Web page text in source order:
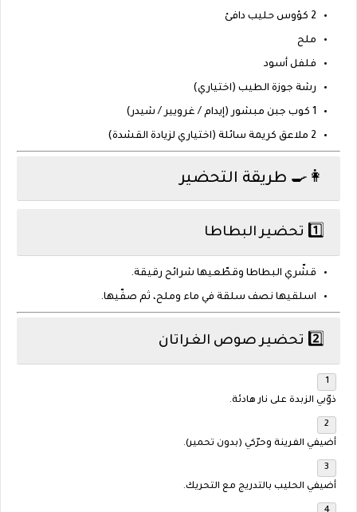
2 كؤوس حليب دافئ
ملح
فلفل أسود
رشة جوزة الطيب (اختياري)
1 كوب جبن مبشور (إيدام / غرويير / شيدر)
2 ملاعق كريمة سائلة (اختياري لزيادة القشدة)
👩‍🍳 طريقة التحضير
1️⃣ تحضير البطاطا
قشّري البطاطا وقطّعيها شرائح رقيقة.
اسلقيها نصف سلقة في ماء وملح، ثم صفّيها.
2️⃣ تحضير صوص الغراتان
ذوّبي الزبدة على نار هادئة.
أضيفي الفرينة وحرّكي (بدون تحمير).
أضيفي الحليب بالتدريج مع التحريك.